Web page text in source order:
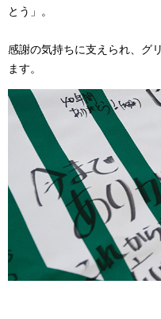
とう」。
感謝の気持ちに支えられ、グ
ます。